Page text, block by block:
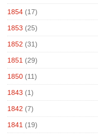
1854 (17)
1853 (25)
1852 (31)
1851 (29)
1850 (11)
1843 (1)
1842 (7)
1841 (19)